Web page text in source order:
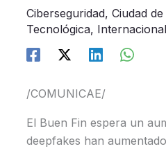
Ciberseguridad, Ciudad
Tecnológica, Internacional
/COMUNICAE/
El Buen Fin espera un
deepfakes han